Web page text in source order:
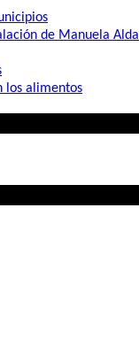
de Manuela
los alimentos